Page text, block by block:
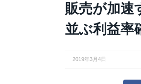
販売が加速
並ぶ利益率
2019年3月4日